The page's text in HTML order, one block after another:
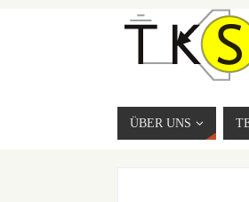
ÜBER UNS